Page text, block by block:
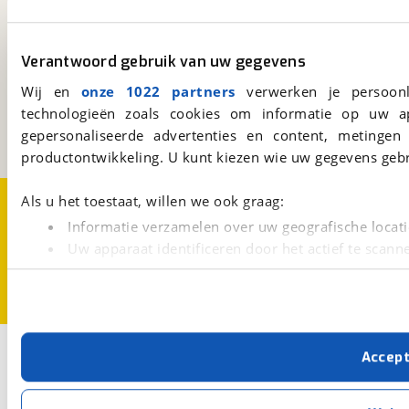
Verantwoord gebruik van uw gegevens
Wij en onze 1022 partners verwerken je
technologieën zoals cookies om informatie op
gepersonaliseerde advertenties en content,
productontwikkeling. U kunt kiezen wie uw gegevens
Als u het toestaat, willen we ook graag:
Informatie verzamelen over uw geografische
Uw apparaat identificeren door het actief te
Lees meer over hoe uw persoonlijke gegevens worden
Met cookies en vergelijkbare technieken zorgen we
cookies zorgen ervoor dat de website goed werkt.
verbeteren. We tonen je graag relevante advertenties
buiten onze website volgt – uiteraard op
viaBOVAG.nl
Kosterijland15
3981 AJ
Bunnik
Een initiatief van
BOVAG
Over viaBOVAG.nlDisclaimer- en Privacyverklaring